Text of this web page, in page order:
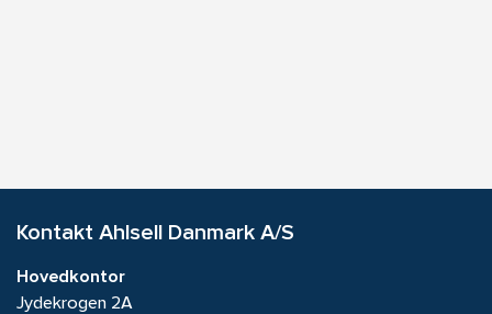
Kontakt Ahlsell Danmark A/S
Hovedkontor
Jydekrogen 2A